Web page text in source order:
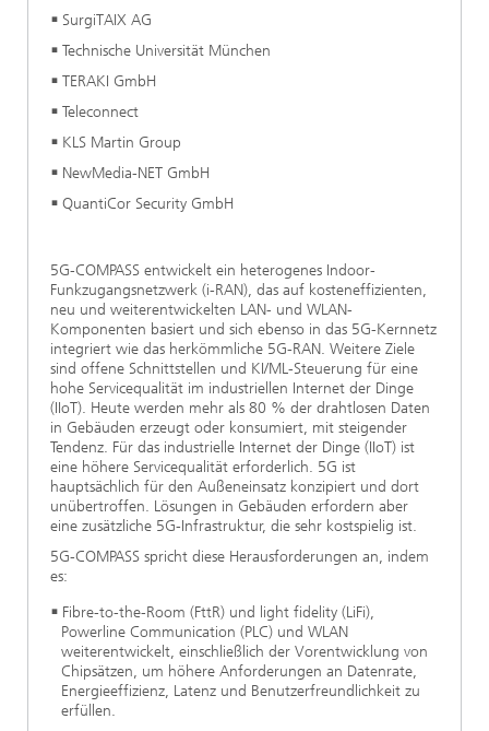
SurgiTAIX AG
Technische Universität München
TERAKI GmbH
Teleconnect
KLS Martin Group
NewMedia-NET GmbH
QuantiCor Security GmbH
5G-COMPASS entwickelt ein heterogenes Indoor-
Funkzugangsnetzwerk (i-RAN), das auf kosteneffizienten,
neu und weiterentwickelten LAN- und WLAN-
Komponenten basiert und sich ebenso in das 5G-Kernnetz
integriert wie das herkömmliche 5G-RAN. Weitere Ziele
sind offene Schnittstellen und KI/ML-Steuerung für eine
hohe Servicequalität im industriellen Internet der Dinge
(IIoT). Heute werden mehr als 80 % der drahtlosen Daten
in Gebäuden erzeugt oder konsumiert, mit steigender
Tendenz. Für das industrielle Internet der Dinge (IIoT) ist
eine höhere Servicequalität erforderlich. 5G ist
hauptsächlich für den Außeneinsatz konzipiert und dort
unübertroffen. Lösungen in Gebäuden erfordern aber
eine zusätzliche 5G-Infrastruktur, die sehr kostspielig ist.
5G-COMPASS spricht diese Herausforderungen an, indem
es:
Fibre-to-the-Room (FttR) und light fidelity (LiFi),
Powerline Communication (PLC) und WLAN
weiterentwickelt, einschließlich der Vorentwicklung von
Chipsätzen, um höhere Anforderungen an Datenrate,
Energieeffizienz, Latenz und Benutzerfreundlichkeit zu
erfüllen.